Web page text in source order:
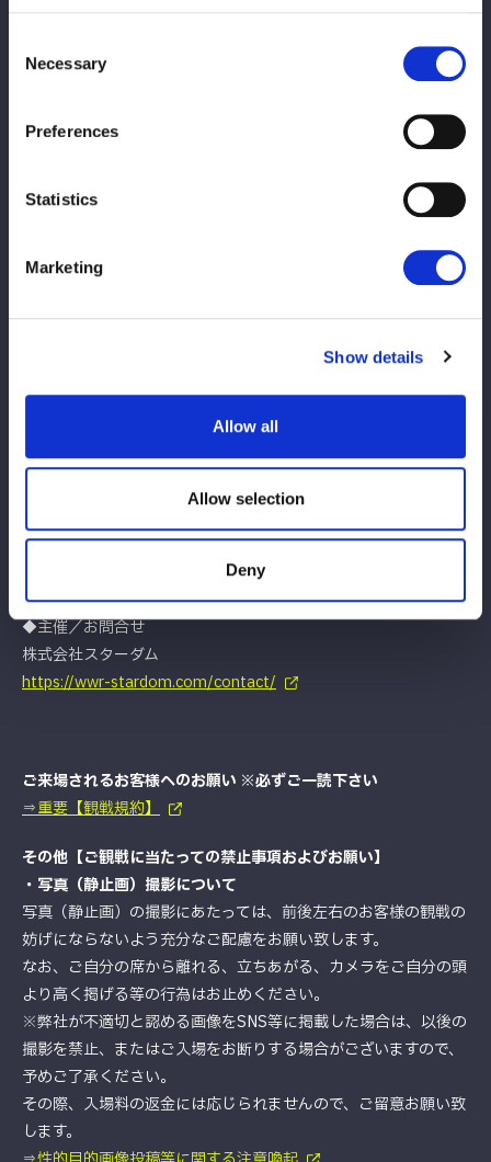
Selection
Necessary
Preferences
Statistics
Marketing
Show details
Allow all
Allow selection
Deny
L-toque prelik
11月11日(火)
12:00
12月2日(月)
venda no local
10:00
【当日会場でのクレジットカードご利用について】
グッズのご購入において、VISA、MASTERのカードブランドが
※『ブシロードカード』にも対応しています。詳細は、以下のリ
ンク先をご参照ください。
ブシロードカード特設サイト
◆主催／お問合せ
株式会社スターダム
https://wwr-stardom.com/contact/
ご来場されるお客様へのお願い ※必ずご一読下さい
⇒重要【観戦規約】
その他【ご観戦に当たっての禁止事項およびお願い】
・写真（静止画）撮影について
写真（静止画）の撮影にあたっては、前後左右のお客様の観戦の
妨げにならないよう充分なご配慮をお願い致します。
なお、ご自分の席から離れる、立ちあがる、カメラをご自分の頭
より高く掲げる等の行為はお止めください。
※弊社が不適切と認める画像をSNS等に掲載した場合は、以後の
撮影を禁止、またはご入場をお断りする場合がございますので、
予めご了承ください。
その際、入場料の返金には応じられませんので、ご留意お願い致
します。